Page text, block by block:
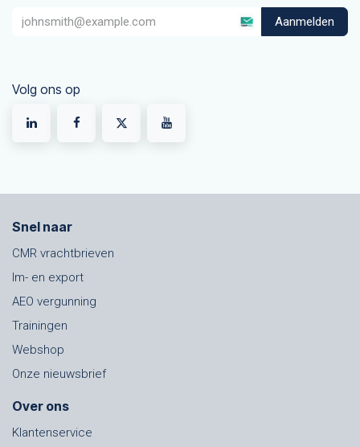
Aanmelden
Volg ons op
Snel naar
CMR vrachtbrieven
Im- en export
AEO vergunning
Trainingen
Webshop
Onze nieuwsbrief
Over ons
Klantenservice